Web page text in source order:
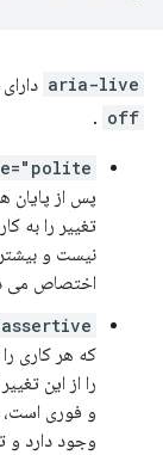
aria-live
off
.
پس از پایان
تغییر را به
نیست و
اختصاص می
که هر کاری
را از این
و فوری است،
وجود دارد و